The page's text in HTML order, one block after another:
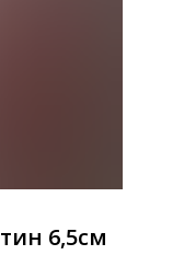
6,5см